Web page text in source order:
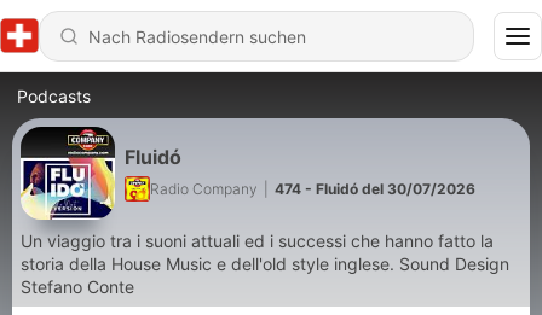
Podcasts
Fluidó
Radio Company 474 - Fluidó del 30/07/2026
Un viaggio tra i suoni attuali ed i successi che hanno fatto la
storia della House Music e dell'old style inglese. Sound Design
Stefano Conte